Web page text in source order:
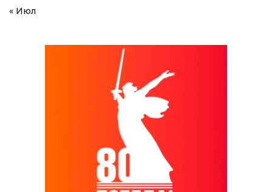
« Июл